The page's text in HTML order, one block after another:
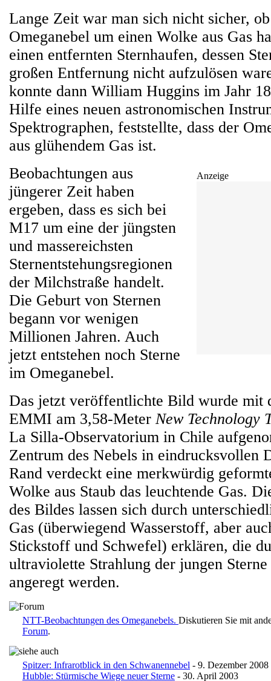
Lange Zeit war man sich nicht sicher,
Omeganebel um einen Wolke aus Gas
einen entfernten Sternhaufen, dessen
großen Entfernung nicht aufzulösen
konnte dann William Huggins im Jahr
Hilfe eines neuen astronomischen
Spektrographen, feststellte, dass der
aus glühendem Gas ist.
Anzeige
Beobachtungen aus
jüngerer Zeit haben
ergeben, dass es sich bei
M17 um eine der jüngsten
und massereichsten
Sternentstehungsregionen
der Milchstraße handelt.
Die Geburt von Sternen
begann vor wenigen
Millionen Jahren. Auch
jetzt entstehen noch Sterne
im Omeganebel.
Das jetzt veröffentlichte Bild wurde mit
EMMI am 3,58-Meter New Technology
La Silla-Observatorium in Chile
Zentrum des Nebels in eindrucksvollen
Rand verdeckt eine merkwürdig
Wolke aus Staub das leuchtende Gas.
des Bildes lassen sich durch
Gas (überwiegend Wasserstoff, aber
Stickstoff und Schwefel) erklären, die
ultraviolette Strahlung der jungen
angeregt werden.
NTT-Beobachtungen des Omeganebels. Diskutieren Sie mit
Forum.
Spitzer: Infrarotblick in den Schwanennebel - 9. Dezember 2008
Hubble: Stürmische Wiege neuer Sterne - 30. April 2003